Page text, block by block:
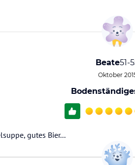
Beate51-
Oktober
gutes Bier...